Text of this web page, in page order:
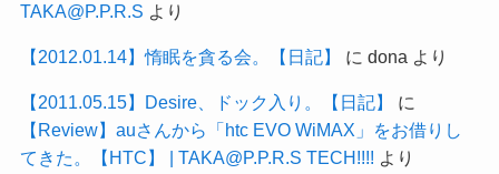
TAKA@P.P.R.S より
【2012.01.14】惰眠を貪る会。【日記】 に dona より
【2011.05.15】Desire、ドック入り。【日記】
に
【Review】auさんから「htc EVO WiMAX」をお借りし
てきた。【HTC】 | TAKA@P.P.R.S TECH!!!! より